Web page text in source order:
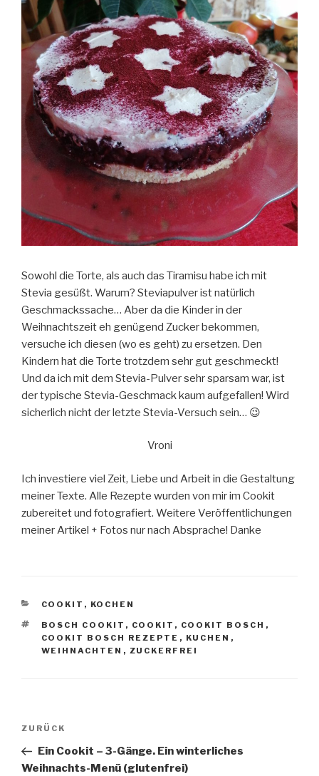
Sowohl die Torte, als auch das Tiramisu habe ich mit
Stevia gesüßt. Warum? Steviapulver ist natürlich
Geschmackssache… Aber da die Kinder in der
Weihnachtszeit eh genügend Zucker bekommen,
versuche ich diesen (wo es geht) zu ersetzen. Den
Kindern hat die Torte trotzdem sehr gut geschmeckt!
Und da ich mit dem Stevia-Pulver sehr sparsam war, ist
der typische Stevia-Geschmack kaum aufgefallen! Wird
sicherlich nicht der letzte Stevia-Versuch sein… 😉
Vroni
Ich investiere viel Zeit, Liebe und Arbeit in die Gestaltung
meiner Texte. Alle Rezepte wurden von mir im Cookit
zubereitet und fotografiert. Weitere Veröffentlichungen
meiner Artikel + Fotos nur nach Absprache! Danke
KATEGORIEN
COOKIT , KOCHEN
SCHLAGWÖRTER
BOSCH COOKIT , COOKIT , COOKIT BOSCH ,
COOKIT BOSCH REZEPTE , KUCHEN ,
WEIHNACHTEN , ZUCKERFREI
Beitragsnavigation
Vorheriger
Beitrag
ZURÜCK
Ein Cookit – 3-Gänge. Ein winterliches
Weihnachts-Menü (glutenfrei)